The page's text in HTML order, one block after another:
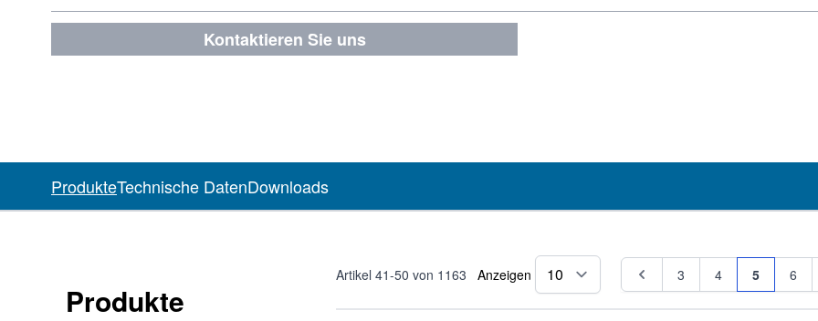
Kontaktieren Sie uns
ProdukteTechnische DatenDownloads
Produkte
Artikel 41-50 von 1163 Seite
Seite Seite
3 Seite
4 Sie lesen
5 Seite
6
Anzeigen
pro Seite